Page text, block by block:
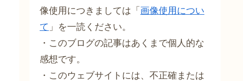
像使用につきましては「 画像使用につい
て 」を一読ください。
・このブログの記事はあくまで個人的な
感想です。
・このウェブサイトには、不正確または